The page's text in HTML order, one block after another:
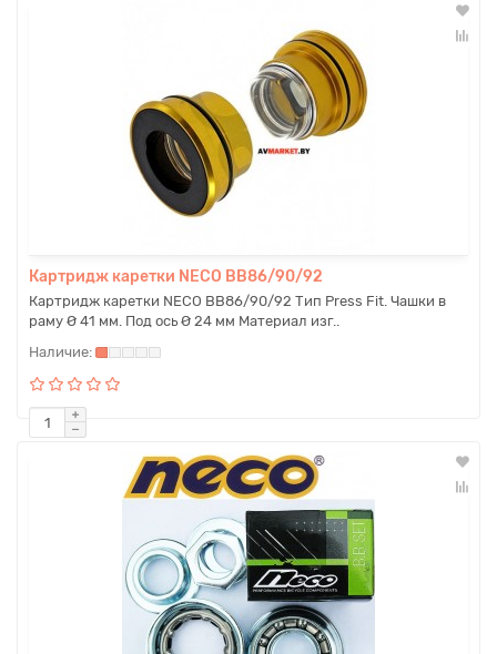
Картридж каретки NECO BB86/90/92
Картридж каретки NECO BB86/90/92 Тип Press Fit. Чашки в
раму Ø 41 мм. Под ось Ø 24 мм Материал изг..